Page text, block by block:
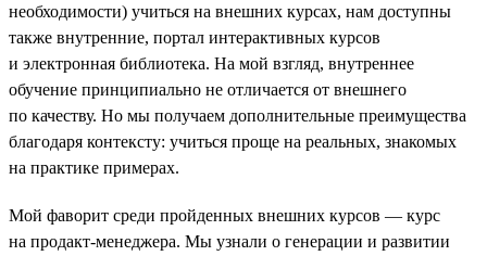
необходимости) учиться на внешних курсах, нам доступны
также внутренние, портал интерактивных курсов
и электронная библиотека. На мой взгляд, внутреннее
обучение принципиально не отличается от внешнего
по качеству. Но мы получаем дополнительные преимущества
благодаря контексту: учиться проще на реальных, знакомых
на практике примерах.
Мой фаворит среди пройденных внешних курсов — курс
на продакт-менеджера. Мы узнали о генерации и развитии